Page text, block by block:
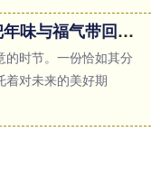
武汉配资网 10款定制新春礼盒，把年味与福气带回家！
时节。一份恰如其分
着对未来的美好期